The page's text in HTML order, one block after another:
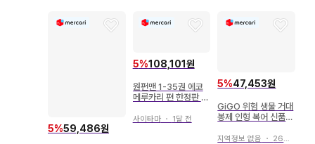
5%59,486원
5%108,101원
원펀맨 1-35권 에코
메루카리 편 한정판 할
사이타마・ 1달 전
5%47,453원
GiGO 위험 생물 거대
봉제 인형 복어 신품
지역정보 없음 ・ 26일 전